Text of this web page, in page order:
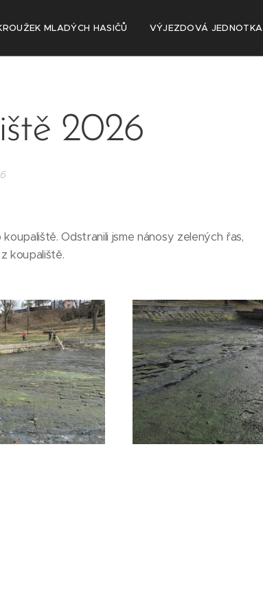
MLADÝCH HASIČŮ VÝJEZDOVÁ JEDNOTKA
2026
Odstranili jsme nánosy zelených řas,
koupaliště.